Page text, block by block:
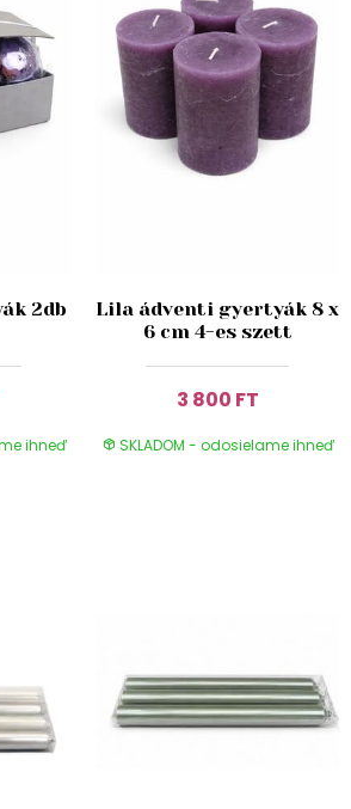
2db
ihneď
Lila ádventi gyertyák 8 x
6 cm 4-es szett
3 800 FT
SKLADOM - odosielame ihneď